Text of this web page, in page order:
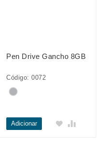
Pen Drive Gancho 8GB
Código: 0072
Adicionar